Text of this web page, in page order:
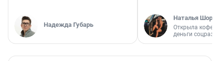
Надежда Губарь
Наталья
Открыла
деньги